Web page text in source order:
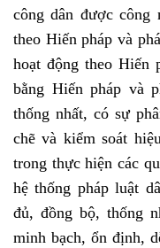
công dân được công
theo Hiến pháp và
hoạt động theo Hiến
bằng Hiến pháp và
thống nhất, có sự
chẽ và kiểm soát
trong thực hiện các
hệ thống pháp luật
đủ, đồng bộ, thống
minh bạch, ổn định,